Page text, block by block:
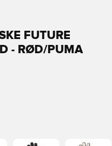
FUTURE
- RØD/PUMA